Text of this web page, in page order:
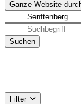
Filter